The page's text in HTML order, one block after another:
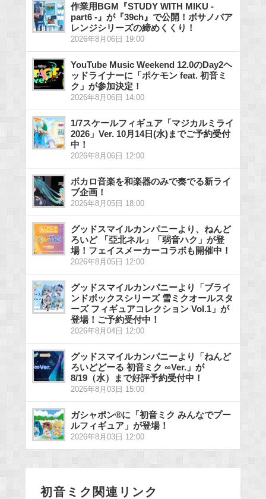
作業用BGM『STUDY WITH MIKU -
part6 -』が『39ch』で公開！ボサノバア
レンジシリーズの締めくくり！
2026年8月06日 19:00
YouTube Music Weekend 12.0のDay2ヘ
ッドライナーに「ポケモン feat. 初音ミ
ク」が参加決定！
2026年8月06日 14:00
1/7スケールフィギュア「マジカルミライ
2026」Ver. 10月14日(水)までご予約受付
中！
2026年8月06日 12:00
ボカロ音楽を和楽器のみで奏でる新ライ
ブ企画！
2026年8月05日 18:00
グッドスマイルカンパニーより、ねんど
ろいど 「亞北ネル」「弱音ハク」が登
場！フェイスメーカーコラボも開催中！
2026年8月05日 12:00
グッドスマイルカンパニーより「ブライ
ンドボックスシリーズ 雪ミクオールスタ
ーズ フィギュアコレクション Vol.1」が
登場！ご予約受付中！
2026年8月04日 12:00
グッドスマイルカンパニーより「ねんど
ろいどどーる 初音ミク ∞Ver.」が
8/19（水）まで好評予約受付中！
2026年8月03日 15:00
ガシャポン®に「初音ミク みんなでプー
ルフィギュア」が登場！
2026年8月03日 12:00
初音ミク関連リンク